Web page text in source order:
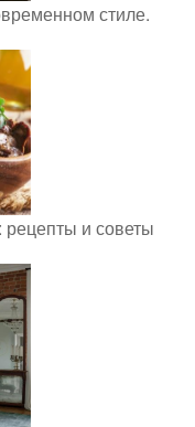
стиле.
рецепты и советы